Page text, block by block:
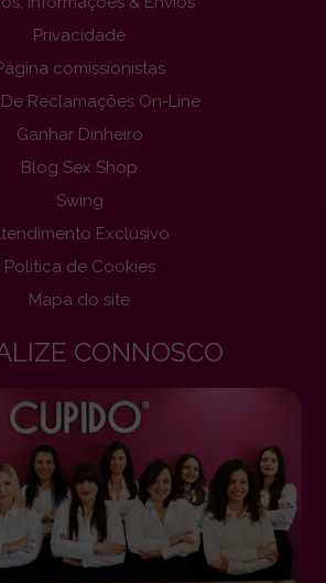
Privacidade
comissionistas
Reclamações On-Line
Ganhar Dinheiro
Blog Sex Shop
Swing
Exclusivo
Politica de Cookies
Mapa do site
CONNOSCO